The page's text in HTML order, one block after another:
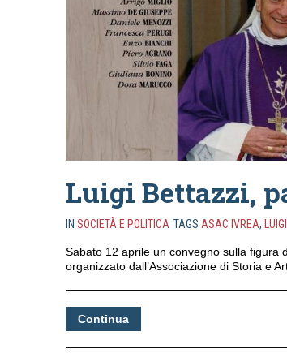
Luigi Bettazzi,
IN SOCIETÀ E POLITICA TAGS ASAC IVREA,
Sabato 12 aprile un convegno sulla figura
organizzato dall’Associazione di Storia e
Continua